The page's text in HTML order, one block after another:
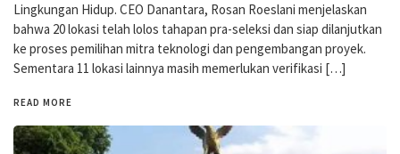
Lingkungan Hidup. CEO Danantara, Rosan Roeslani menjelaskan
bahwa 20 lokasi telah lolos tahapan pra-seleksi dan siap dilanjutkan
ke proses pemilihan mitra teknologi dan pengembangan proyek.
Sementara 11 lokasi lainnya masih memerlukan verifikasi […]
READ MORE